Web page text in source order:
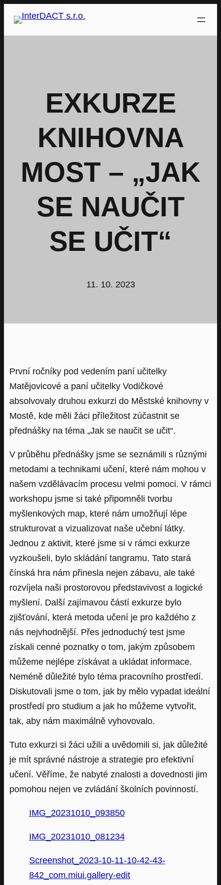
Přeskočit
EXKURZE
KNIHOVNA
MOST – „JAK
SE NAUČIT
SE UČIT“
11. 10. 2023
První ročníky pod vedením paní učitelky
Matějovicové a paní učitelky Vodičkové
absolvovaly druhou exkurzi do Městské knihovny v
Mostě, kde měli žáci příležitost zúčastnit se
přednášky na téma „Jak se naučit se učit“.
V průběhu přednášky jsme se seznámili s různými
metodami a technikami učení, které nám mohou v
našem vzdělávacím procesu velmi pomoci. V rámci
workshopu jsme si také připomněli tvorbu
myšlenkových map, které nám umožňují lépe
strukturovat a vizualizovat naše učební látky.
Jednou z aktivit, které jsme si v rámci exkurze
vyzkoušeli, bylo skládání tangramu. Tato stará
čínská hra nám přinesla nejen zábavu, ale také
rozvíjela naši prostorovou představivost a logické
myšlení. Další zajímavou částí exkurze bylo
zjišťování, která metoda učení je pro každého z
nás nejvhodnější. Přes jednoduchý test jsme
získali cenné poznatky o tom, jakým způsobem
můžeme nejlépe získávat a ukládat informace.
Neméně důležité bylo téma pracovního prostředí.
Diskutovali jsme o tom, jak by mělo vypadat ideální
prostředí pro studium a jak ho můžeme vytvořit,
tak, aby nám maximálně vyhovovalo.
Tuto exkurzi si žáci užili a uvědomili si, jak důležité
je mít správné nástroje a strategie pro efektivní
učení. Věříme, že nabyté znalosti a dovednosti jim
pomohou nejen ve zvládání školních povinností.
IMG_20231010_093850
IMG_20231010_081234
Screenshot_2023-10-11-10-42-43-
842_com.miui.gallery-edit